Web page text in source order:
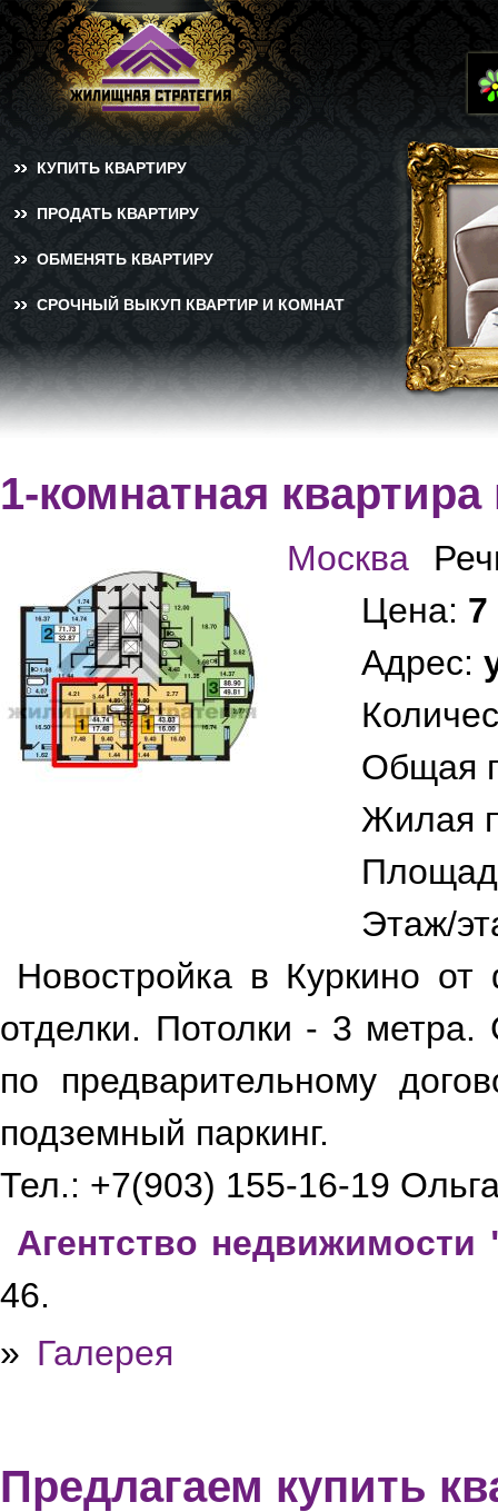
КУПИТЬ КВАРТИРУ
ПРОДАТЬ КВАРТИРУ
ОБМЕНЯТЬ КВАРТИРУ
СРОЧНЫЙ ВЫКУП КВАРТИР И КОМНАТ
1-комнатная
Москва
Цена: 7
Адрес:
Общая
Жилая
Этаж/
Новостройка в Куркино
отделки. Потолки - 3 метра.
по предварительному
подземный паркинг.
Тел.: +7(903) 155-16-19
Агентство
46.
» Галерея
Предлагаем купить